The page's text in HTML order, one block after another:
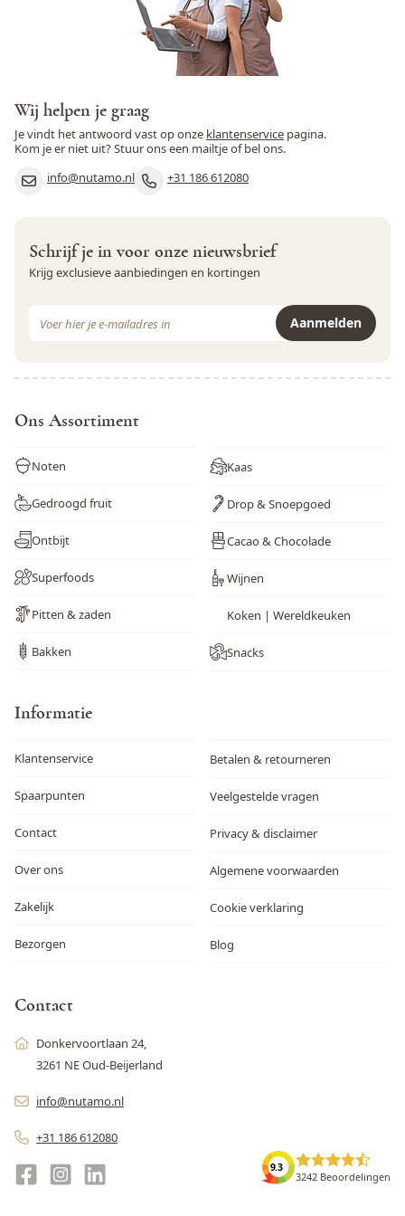
1,5 g
994,1 mg
Nee
Ja
Peulvruchten
Pinda Ja
Rogge Nee
Schaaldieren Nee
Sesamzaad
Weekdieren Nee
Wortel Nee
Zwaveldioxide en sulfieten Nee
Noten, Pinda's, Sesamzaad
en Soja
Wij helpen je graag
Je vindt het antwoord vast op onze klantenservice pagina.
Kom je er niet uit? Stuur ons een mailtje of bel ons.
info@nutamo.nl
+31 186 612080
Schrijf je in voor onze nieuwsbrief
Krijg exclusieve aanbiedingen en kortingen
Aanmelden
Ons Assortiment
Noten
Gedroogd fruit
Ontbijt
Superfoods
Pitten & zaden
Bakken
Kaas
Drop & Snoepgoed
Cacao & Chocolade
Wijnen
Koken | Wereldkeuken
Snacks
Informatie
Klantenservice
Spaarpunten
Contact
Over ons
Zakelijk
Bezorgen
Betalen & retourneren
Veelgestelde vragen
Privacy & disclaimer
Algemene voorwaarden
Cookie verklaring
Blog
Contact
Donkervoortlaan 24,
3261 NE Oud-Beijerland
info@nutamo.nl
+31 186 612080
9.3
3242 Beoordelingen